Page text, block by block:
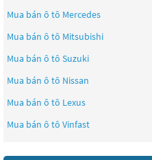
Mua bán ô tô Mercedes
Mua bán ô tô Mitsubishi
Mua bán ô tô Suzuki
Mua bán ô tô Nissan
Mua bán ô tô Lexus
Mua bán ô tô Vinfast